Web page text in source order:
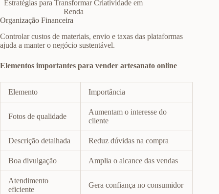
Estratégias para Transformar Criatividade em
Renda
Organização Financeira
Controlar custos de materiais, envio e taxas das plataformas
ajuda a manter o negócio sustentável.
Elementos importantes para vender artesanato online
Elemento Importância
Fotos de qualidade
Aumentam o interesse do
cliente
Descrição detalhada Reduz dúvidas na compra
Boa divulgação Amplia o alcance das vendas
Atendimento
eficiente
Gera confiança no consumidor